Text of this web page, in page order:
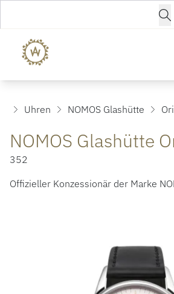
Uhren NOMOS Glashütte
NOMOS Glashütte
352
Offizieller Konzessionär der Marke